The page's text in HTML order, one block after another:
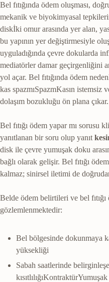
Bel fıtığında ödem oluşması,
mekanik ve biyokimyasal
diskİki omur arasında yer alan,
bu yapının yer değiştirmesiyle
uyguladığında çevre dokularda
mediatörler damar geçirgenliğini
yol açar. Bel fıtığında ödem
kas spazmıSpazmKasın istemsiz
dolaşım bozukluğu ön plana çıkar.
Bel fıtığı ödem yapar mı sorusu
yanıtlanan bir soru olup yanıt
disk ile çevre yumuşak doku
bağlı olarak gelişir. Bel fıtığı
kalmaz; sinirsel iletimi de
Belde ödem belirtileri ve bel
gözlemlenmektedir:
Bel bölgesinde dokunmaya
yüksekliği
Sabah saatlerinde
kısıtlılığıKontraktürYumuşak